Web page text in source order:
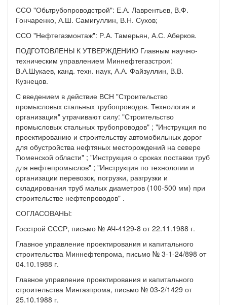
ССО "Обьтрубопроводстрой": Е.А. Лаврентьев, В.Ф.
Гончаренко, А.Ш. Самигуллин, В.Н. Сухов;
ССО "Нефтегазмонтаж": Р.А. Тамерьян, А.С. Аберков.
ПОДГОТОВЛЕНЫ К УТВЕРЖДЕНИЮ Главным научно-
техническим управлением Миннефтегазстроя:
В.А.Шукаев, канд. техн. наук, А.А. Файзуллин, В.В.
Кузнецов.
С введением в действие ВСН "Строительство
промысловых стальных трубопроводов. Технология и
организация" утрачивают силу: "Строительство
промысловых стальных трубопроводов" ; "Инструкция по
проектированию и строительству автомобильных дорог
для обустройства нефтяных месторождений на севере
Тюменской области" ; "Инструкция о сроках поставки труб
для нефтепромыслов" ; "Инструкция по технологии и
организации перевозок, погрузки, разгрузки и
складирования труб малых диаметров (100-500 мм) при
строительстве нефтепроводов" .
СОГЛАСОВАНЫ:
Госстрой СССР, письмо № АЧ-4129-8 от 22.11.1988 г.
Главное управление проектирования и капитального
строительства Миннефтепрома, письмо № 3-1-24/898 от
04.10.1988 г.
Главное управление проектирования и капитального
строительства Мингазпрома, письмо № 03-2/1429 от
25.10.1988 г.